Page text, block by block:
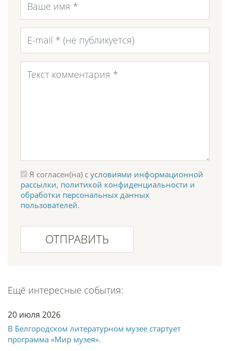
Я согласен(на) с условиями информационной
рассылки, политикой конфиденциальности и
обработки персональных данных
пользователей.
ОТПРАВИТЬ
Ещё интересные события:
20 июля 2026
В Белгородском литературном музее стартует
программа «Мир музея».